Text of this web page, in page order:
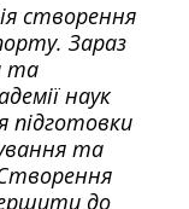
створення
Зараз
та
наук
підготовки
та
до